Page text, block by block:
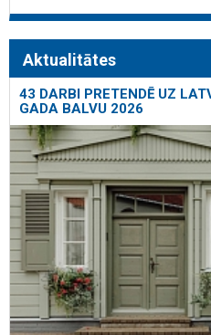
Aktualitātes
43 DARBI PRETENDĒ UZ
GADA BALVU 2026